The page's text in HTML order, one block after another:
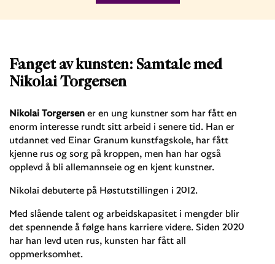
Fanget av kunsten: Samtale med
Nikolai Torgersen
Nikolai Torgersen er en ung kunstner som har fått en
enorm interesse rundt sitt arbeid i senere tid. Han er
utdannet ved Einar Granum kunstfagskole, har fått
kjenne rus og sorg på kroppen, men han har også
opplevd å bli allemannseie og en kjent kunstner.
Nikolai debuterte på Høstutstillingen i 2012.
Med slående talent og arbeidskapasitet i mengder blir
det spennende å følge hans karriere videre. Siden 2020
har han levd uten rus, kunsten har fått all
oppmerksomhet.